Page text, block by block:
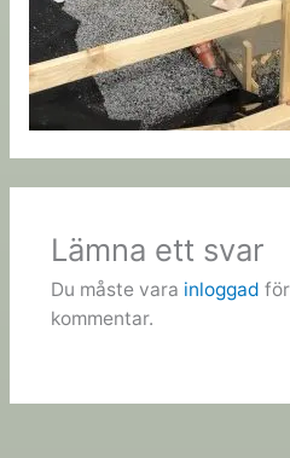
Lämna ett svar
Du måste vara inloggad
kommentar.